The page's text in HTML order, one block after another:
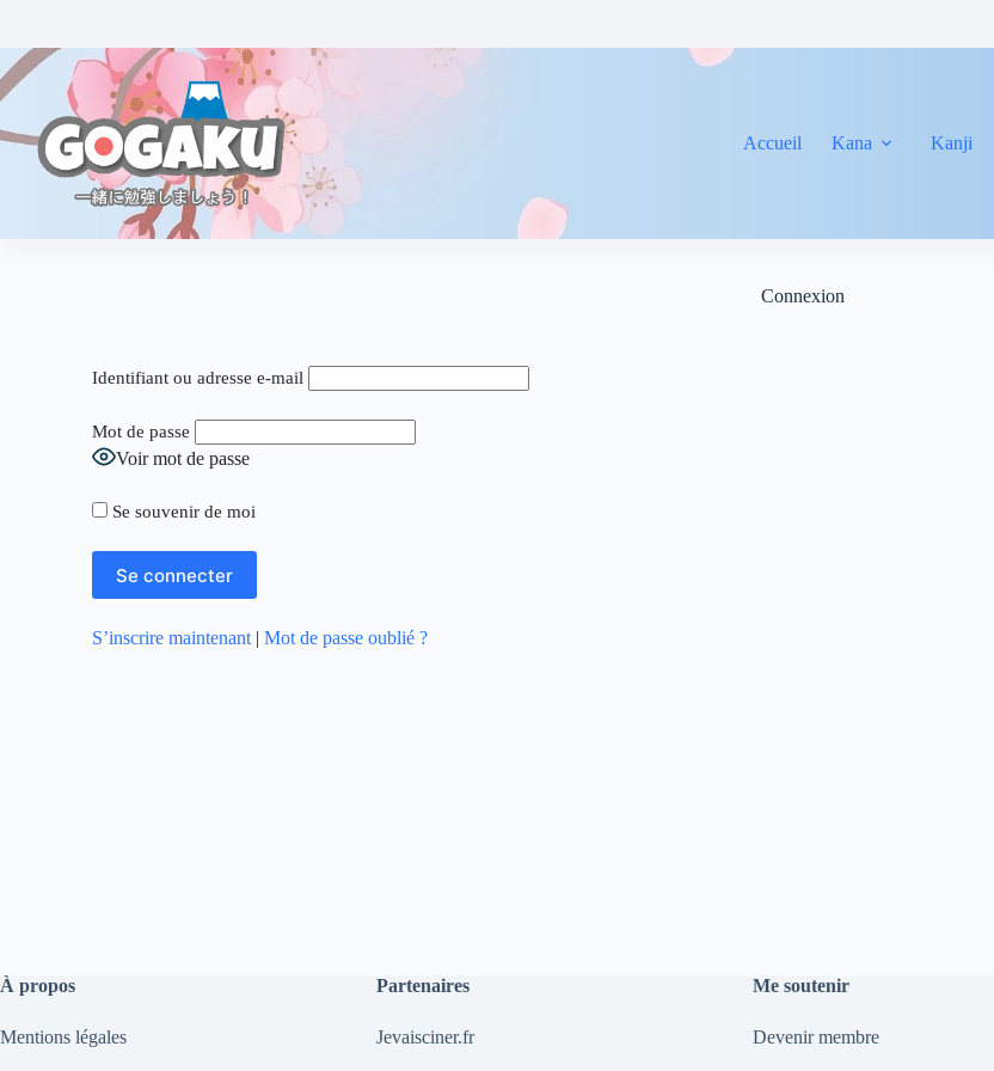
Accueil Kana Kanji
Connexion
Identifiant ou adresse e-mail
Mot de passe
Voir mot de passe
Se souvenir de moi
S’inscrire maintenant |Mot de passe oublié ?
À propos
Mentions légales
Partenaires
Jevaisciner.fr
Me soutenir
Devenir membre